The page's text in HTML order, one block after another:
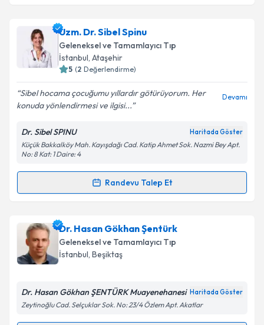
Dr. Sami Tan Sarıgüliçin randevu takvimi talebi
oluşturun. Size bu uzmandan randevu almanız için bir
takvim hazırlandığında e-posta ile bilgilendireceğiz.
Kişisel verilerimin işlenmesine ilişkin
Aydınlatma
Metni'ni okudum ve kişisel verilerimin belirtilen
kapsamda işlenmesini kabul ediyorum.
Takvim Talebini Gönder
Uzm. Dr. Sibel Spinu
Geleneksel ve Tamamlayıcı Tıp
İstanbul, Ataşehir
5 (2 Değerlendirme)
Sibel hocama çocuğumu yıllardır götürüyorum. Her
konuda yönlendirmesi ve ilgisi...
Devamı
Dr. Sibel SPINU Haritada Göster
Küçük Bakkalköy Mah. Kayışdağı Cad. Katip Ahmet Sok. Nazmi Bey Apt.
No: 8 Kat: 1 Daire: 4
Randevu Talep Et
Randevu Takvimi Talebi
Uzm. Dr. Sibel Spinuiçin randevu takvimi talebi
oluşturun. Size bu uzmandan randevu almanız için bir
takvim hazırlandığında e-posta ile bilgilendireceğiz.
Dr. Hasan Gökhan Şentürk
Geleneksel ve Tamamlayıcı Tıp
İstanbul, Beşiktaş
Dr. Hasan Gökhan ŞENTÜRK Muayenehanesi Haritada Göster
Zeytinoğlu Cad. Selçuklar Sok. No: 23/4 Özlem Apt. Akatlar